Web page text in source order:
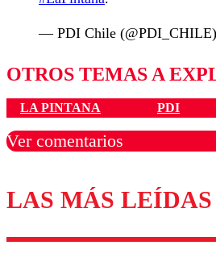
— PDI Chile (@PDI_CHILE)
OTROS TEMAS A
LA PINTANA PDI
Ver comentarios
Los comentarios son
diálogo
LAS MÁS LEÍDAS